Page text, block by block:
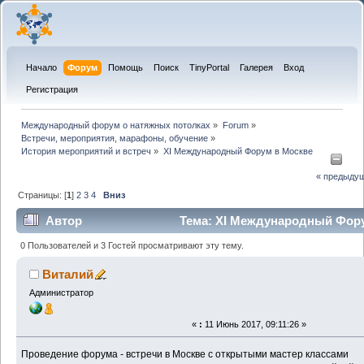
Начало Форум Помощь Поиск TinyPortal Галерея Вход
Регистрация
Международный форум о натяжных потолках » Forum»
Встречи, мероприятия, марафоны, обучение »
История мероприятий и встреч » XI Международный Форум в Москве
«
Страницы: [1]2 3 4 Вниз
Автор
Тема: XI Международный
(Прочитано 63895 раз)
0 Пользователей и 3 Гостей просматривают эту тему.
Виталий
Администратор
« : 11 Июнь 2017, 09:11:26 »
Проведение форума - встречи в Москве с открытыми мастер классами